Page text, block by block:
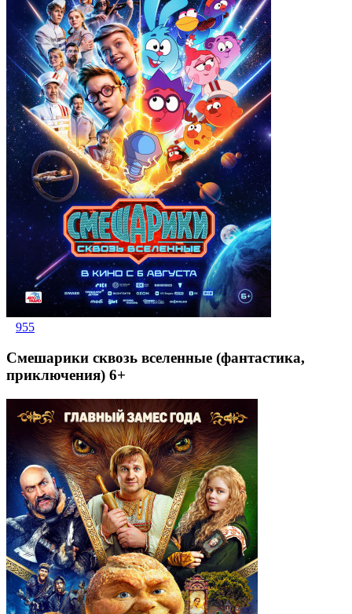
955
Смешарики сквозь вселенные (фантастика,
приключения) 6+